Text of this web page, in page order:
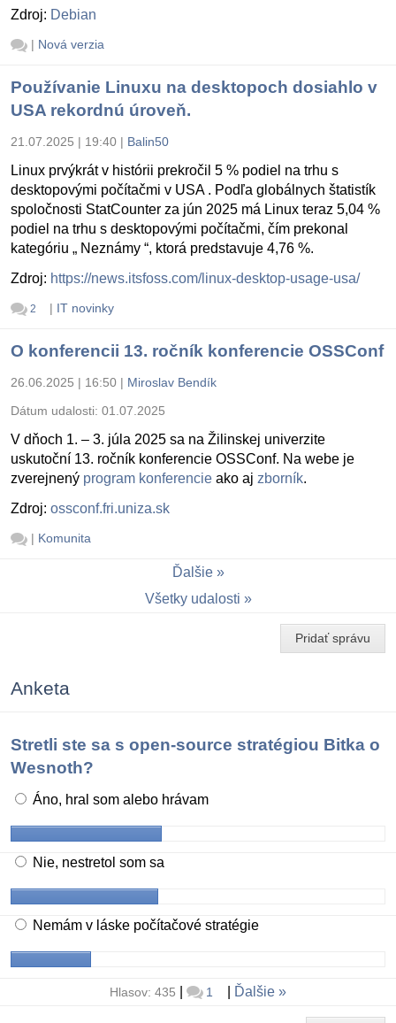
Zdroj: Debian
| Nová verzia
Používanie Linuxu na desktopoch dosiahlo v
USA rekordnú úroveň.
21.07.2025 | 19:40 | Balin50
Linux prvýkrát v histórii prekročil 5 % podiel na trhu s
desktopovými počítačmi v USA . Podľa globálnych štatistík
spoločnosti StatCounter za jún 2025 má Linux teraz 5,04 %
podiel na trhu s desktopovými počítačmi, čím prekonal
kategóriu „ Neznámy “, ktorá predstavuje 4,76 %.
Zdroj: https://news.itsfoss.com/linux-desktop-usage-usa/
2 | IT novinky
O konferencii 13. ročník konferencie OSSConf
26.06.2025 | 16:50 | Miroslav Bendík
Dátum udalosti: 01.07.2025
V dňoch 1. – 3. júla 2025 sa na Žilinskej univerzite
uskutoční 13. ročník konferencie OSSConf. Na webe je
zverejnený program konferencie ako aj zborník.
Zdroj: ossconf.fri.uniza.sk
| Komunita
Ďalšie
Všetky udalosti
Pridať správu
Anketa
Stretli ste sa s open-source stratégiou Bitka o
Wesnoth?
Áno, hral som alebo hrávam
Nie, nestretol som sa
Nemám v láske počítačové stratégie
Hlasov: 435 1 Ďalšie